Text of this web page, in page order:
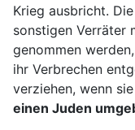
Krieg ausbricht.
sonstigen Verräter
genommen
ihr Verbrechen
verziehen, wenn sie
einen Juden